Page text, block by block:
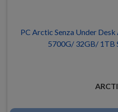
PC Arctic Senza Under
5700G/ 32GB/ 1TB